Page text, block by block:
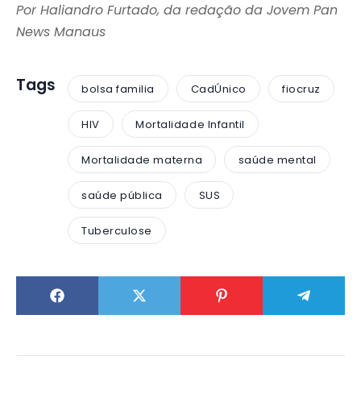
Por Haliandro Furtado, da redação da Jovem Pan
News Manaus
Tags bolsa familia CadÚnico fiocruz
HIV Mortalidade Infantil
Mortalidade materna saúde mental
saúde pública SUS
Tuberculose